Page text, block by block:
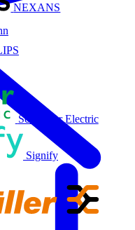
NEXANS
Schneider Electric
Signify